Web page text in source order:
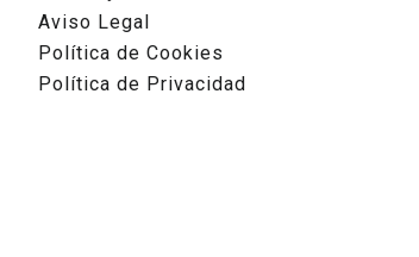
Aviso Legal
Política de Cookies
Política de Privacidad